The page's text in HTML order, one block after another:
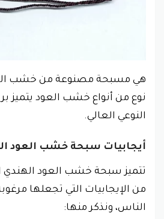
هي مسبحة مصنوعة من خشب
نوع من أنواع خشب العود يتميز
النوعي العالي.
أيجابيات سبحة خشب العود
تتميز سبحة خشب العود الهندي
من الإيجابيات التي تجعلها
الناس، ونذكر منها: